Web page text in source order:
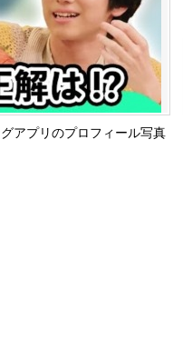
アプリのプロフィール写真